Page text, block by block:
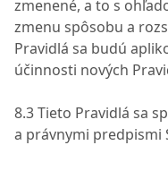
zmenené, a to s
zmenu spôsobu a
Pravidlá sa budú
účinnosti nových
8.3 Tieto Pravidlá sa
a právnymi predpismi